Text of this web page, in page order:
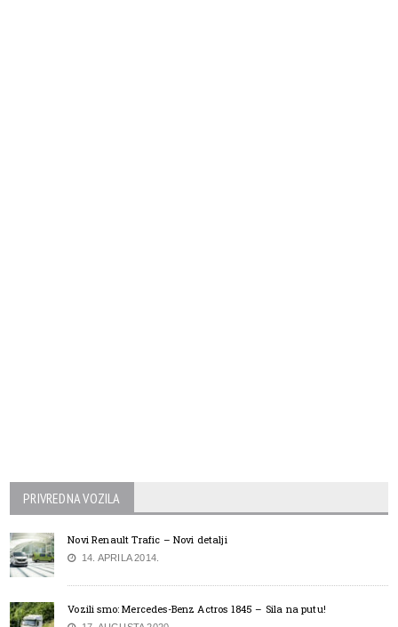
PRIVREDNA VOZILA
Novi Renault Trafic – Novi detalji
14. APRILA 2014.
Vozili smo: Mercedes-Benz Actros 1845 – Sila na putu!